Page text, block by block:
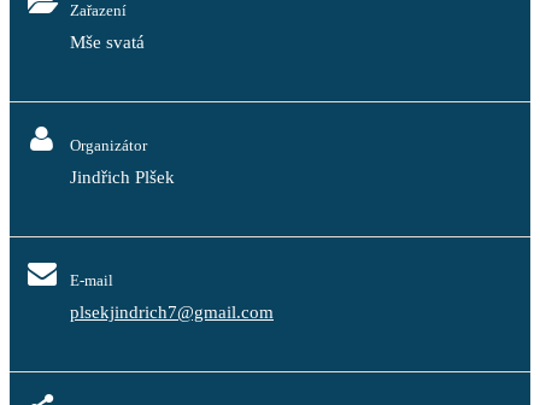
Zařazení
Mše svatá
Organizátor
Jindřich Plšek
E-mail
plsekjindrich7@gmail.com